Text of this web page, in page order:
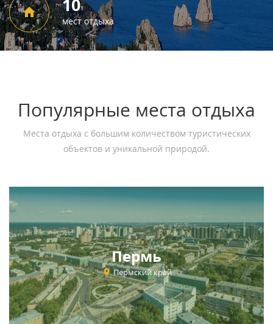
10
мест отдыха
Популярные места отдыха
Места отдыха с большим количеством туристических
объектов и уникальной природой.
Пермь
Пермский край